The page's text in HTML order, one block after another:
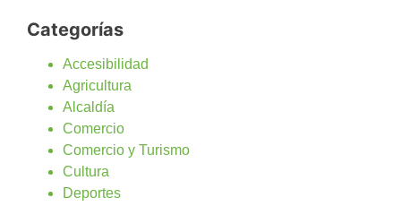
Categorías
Accesibilidad
Agricultura
Alcaldía
Comercio
Comercio y Turismo
Cultura
Deportes